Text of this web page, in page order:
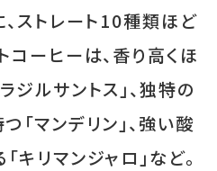
、ストレート10種類ほど
コーヒーは、香り高くほ
ジルサントス」、独特の
「マンデリン」、強い酸
キリマンジャロ」など。